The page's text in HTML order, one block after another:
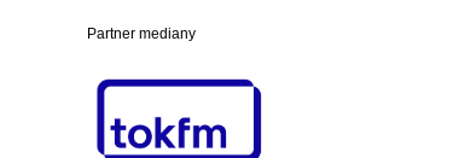
Partner mediany